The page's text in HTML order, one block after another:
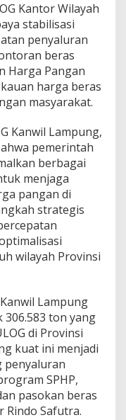
Kantor Wilayah
stabilisasi
penyaluran
beras
Harga Pangan
harga beras
masyarakat.
Kanwil Lampung,
pemerintah
berbagai
menjaga
pangan di
strategis
wilayah Provinsi
Lampung
306.583 ton yang
di Provinsi
kuat ini menjadi
penyaluran
SPHP,
pasokan beras
Rindo Safutra.